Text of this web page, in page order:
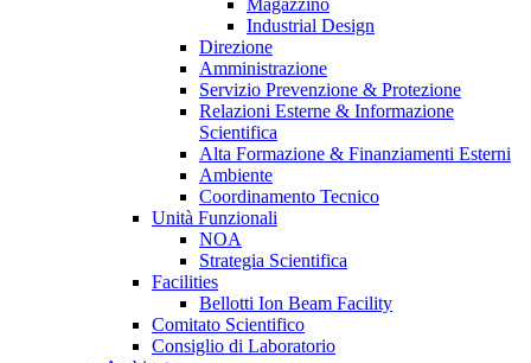
Magazzino
Industrial Design
Direzione
Amministrazione
Servizio Prevenzione & Protezione
Relazioni Esterne & Informazione
Scientifica
Alta Formazione & Finanziamenti Esterni
Ambiente
Coordinamento Tecnico
Unità Funzionali
NOA
Strategia Scientifica
Facilities
Bellotti Ion Beam Facility
Comitato Scientifico
Consiglio di Laboratorio